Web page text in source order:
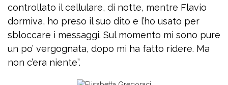
controllato il cellulare, di notte, mentre Flavio
dormiva, ho preso il suo dito e l’ho usato per
sbloccare i messaggi. Sul momento mi sono pure
un po’ vergognata, dopo mi ha fatto ridere. Ma
non c’era niente”.